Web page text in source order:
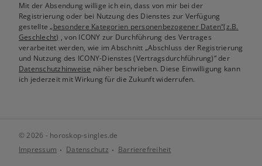
Mit der Absendung willige ich ein, dass von mir bei der
Registrierung oder bei Nutzung des Dienstes zur Verfügung
gestellte„besondere Kategorien personenbezogener Daten“(z.B.
Geschlecht) , von ICONY zur Durchführung des Vertrages
verarbeitet werden, wie im Abschnitt „Abschluss der Registrierung
und Nutzung des ICONY-Dienstes (Vertragsdurchführung)“ der
Datenschutzhinweise näher beschrieben. Diese Einwilligung kann
ich jederzeit mit Wirkung für die Zukunft widerrufen.
© 2026 - horoskop-singles.de
Impressum
Datenschutz Barrierefreiheit